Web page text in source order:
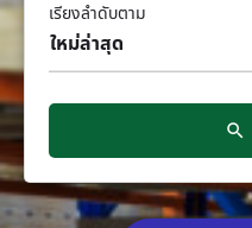
ใหม่ล่าสุด
เรียงลำดับตาม